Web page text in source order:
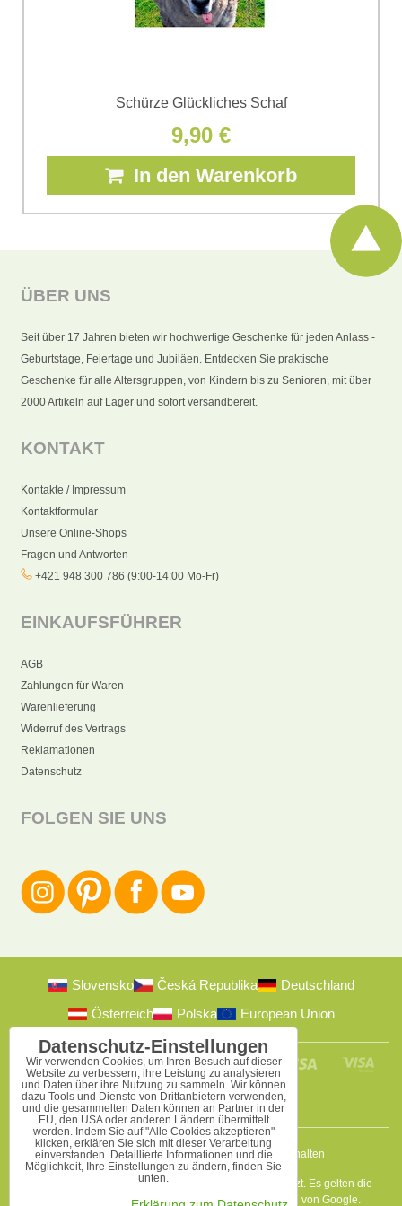
Schürze Glückliches Schaf
9,90 €
In den Warenkorb
ÜBER UNS
Seit über 17 Jahren bieten wir hochwertige Geschenke für jeden Anlass -
Geburtstage, Feiertage und Jubiläen. Entdecken Sie praktische
Geschenke für alle Altersgruppen, von Kindern bis zu Senioren, mit über
2000 Artikeln auf Lager und sofort versandbereit.
KONTAKT
Kontakte / Impressum
Kontaktformular
Unsere Online-Shops
Fragen und Antworten
+421 948 300 786 (9:00-14:00 Mo-Fr)
EINKAUFSFÜHRER
AGB
Zahlungen für Waren
Warenlieferung
Widerruf des Vertrags
Reklamationen
Datenschutz
FOLGEN SIE UNS
Slovensko Česká Republika
Deutschland
Österreich
Polska European Union
2009-2026 © Bomba s.r.o.Alle Rechte vorbehalten
Diese Seite ist durch reCAPTCHA und Google geschützt. Es gelten die
Datenschutzbestimmungena Nutzungsbedingungen von Google.
Datenschutz-Einstellungen
Wir verwenden Cookies, um Ihren Besuch auf dieser
Website zu verbessern, ihre Leistung zu analysieren
und Daten über ihre Nutzung zu sammeln. Wir können
dazu Tools und Dienste von Drittanbietern verwenden,
und die gesammelten Daten können an Partner in der
EU, den USA oder anderen Ländern übermittelt
werden. Indem Sie auf "Alle Cookies akzeptieren"
klicken, erklären Sie sich mit dieser Verarbeitung
einverstanden. Detaillierte Informationen und die
Möglichkeit, Ihre Einstellungen zu ändern, finden Sie
unten.